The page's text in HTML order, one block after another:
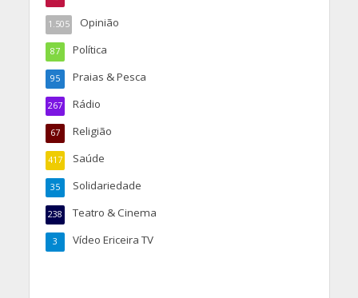
Opinião
1.505
Política
87
Praias & Pesca
95
Rádio
267
Religião
67
Saúde
417
Solidariedade
35
Teatro & Cinema
238
Vídeo Ericeira TV
3